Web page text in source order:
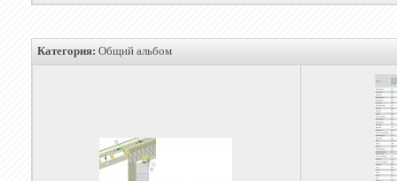
Категория: Общий альбом